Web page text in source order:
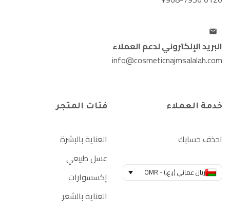
البريد الإلكتروني لدعم العملاء
info@cosmeticnajmsalalah.com
خدمة العملاء
احذف حسابك
ريال عماني (ر.ع.) - OMR
فئات المتجر
العناية بالبشرة
عسل طبيعي
إكسسوارات
العناية بالشعر